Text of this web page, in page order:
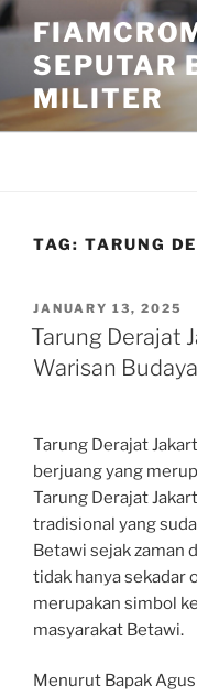
Skip
to
contentSEPUTAR
MILITER
TAG: TARUNG
POSTED
ON
JANUARY 13, 2025
Tarung Derajat
Warisan
Tarung Derajat
berjuang yang
Tarung Derajat
tradisional yang
Betawi sejak zaman
tidak hanya sekadar
merupakan simbol
masyarakat Betawi.
Menurut Bapak